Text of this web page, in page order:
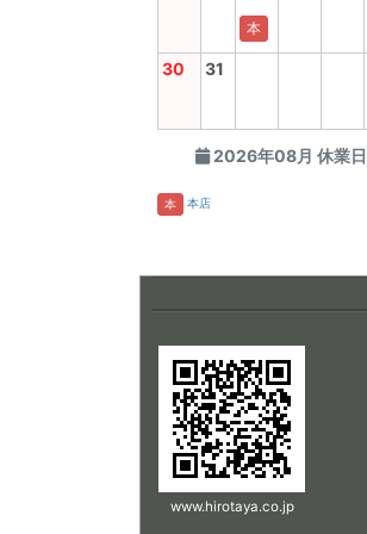
2026年08月 休業日
本
30 31
本 本店
www.hirotaya.co.jp